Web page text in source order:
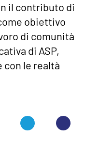
il contributo di
obiettivo
di comunità
di ASP,
con le realtà